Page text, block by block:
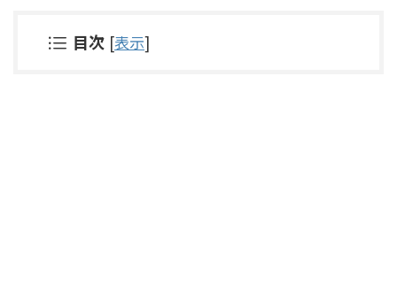
目次 [表示]